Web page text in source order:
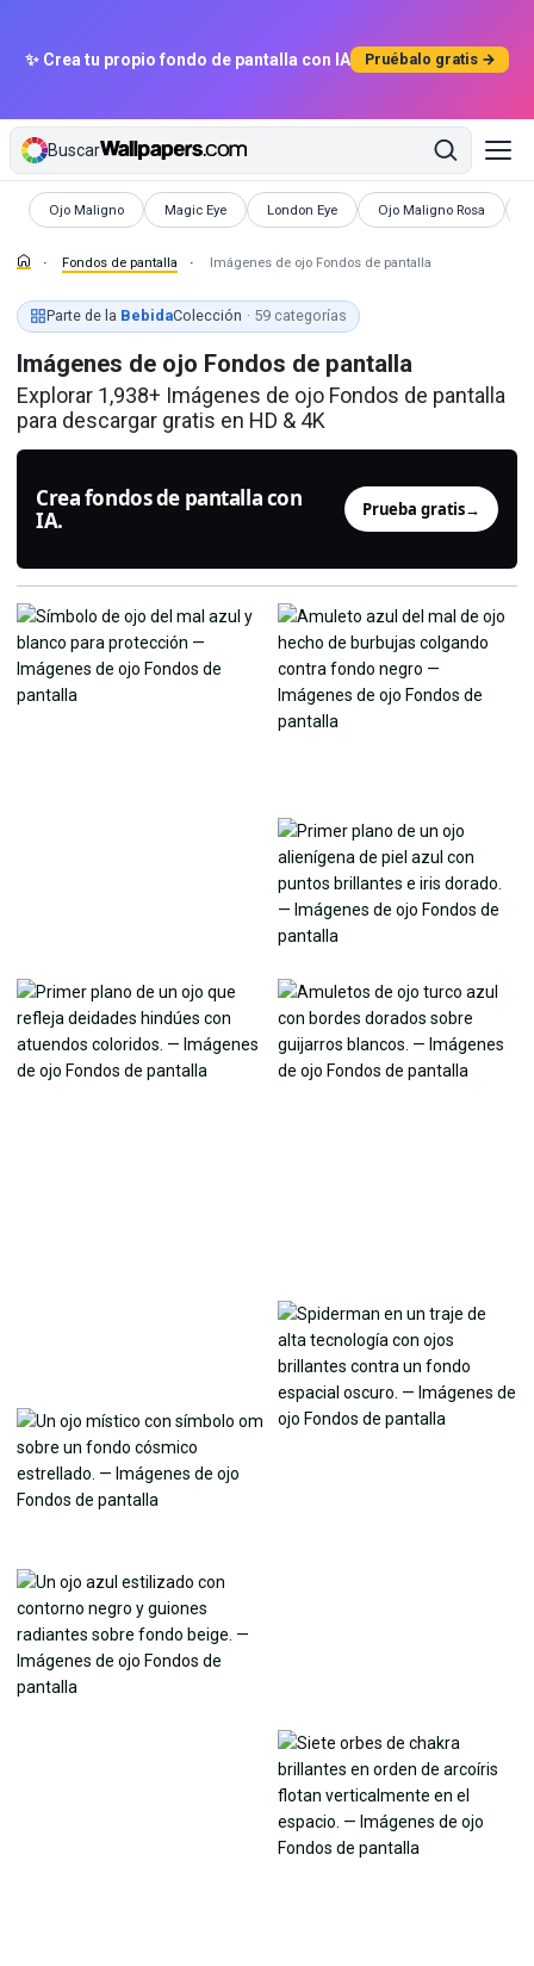
✨ Crea tu propio fondo de pantalla con IA Pruébalo gratis →
Buscar
Ojo Maligno
Fondos de pantalla Magic Eye
Fondos de pantallaLondon Eye
Fondos de pantallaOjo Maligno Rosa
Fondos de pantalla
Fondos de pantalla Imágenes de ojo Fondos de pantalla
Parte de la BebidaColección · 59 categorías
Imágenes de ojo Fondos de pantalla
Explorar 1,938+ Imágenes de ojo Fondos de pantalla
para descargar gratis en HD & 4K
Crea fondos de pantalla con
IA.
Prueba gratis→